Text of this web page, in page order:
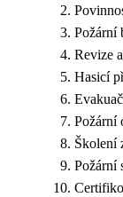
Požární
Revize
Hasicí
Požární
Školení
Požární